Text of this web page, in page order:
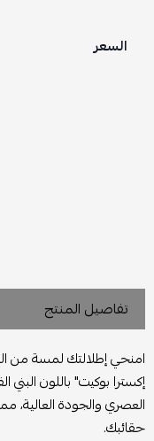
السعر
تفاصيل المنتج
امنحي إطلالتك لمسة من
إكسترا بوكيت" باللون
العصري والجودة العالية،
حقائبك.